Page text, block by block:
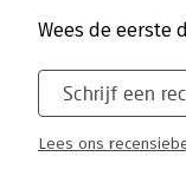
Wees de eerste
Schrijf een
Lees ons